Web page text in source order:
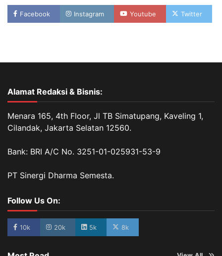
Facebook Instagram Youtube Twitter
Alamat Redaksi & Bisnis:
Menara 165, 4th Floor, Jl TB Simatupang, Kaveling 1,
Cilandak, Jakarta Selatan 12560.
Bank: BRI A/C No. 3251-01-025931-53-9
PT Sinergi Dharma Semesta.
Follow Us On:
10k 20k 5k 8k